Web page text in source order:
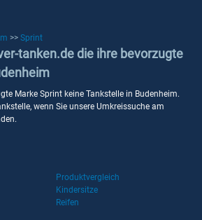
>> Sprint
tanken.de die ihre bevorzugte
Marke Sprint keine Tankstelle in Budenheim.
wenn Sie unsere Umkreissuche am
Produktvergleich
Kindersitze
Reifen